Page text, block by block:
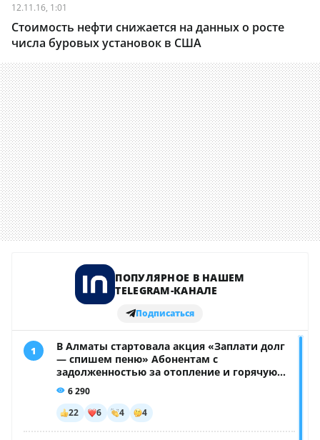
12.11.16, 1:01
Стоимость нефти снижается на данных о росте
числа буровых установок в США